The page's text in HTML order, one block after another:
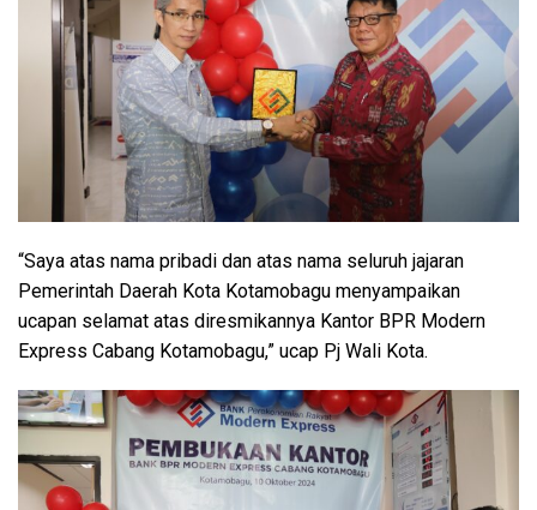
“Saya atas nama pribadi dan atas nama seluruh jajaran
Pemerintah Daerah Kota Kotamobagu menyampaikan
ucapan selamat atas diresmikannya Kantor BPR Modern
Express Cabang Kotamobagu,” ucap Pj Wali Kota.